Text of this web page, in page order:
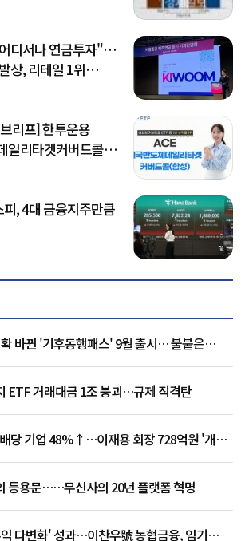
디서나 연금투자"…
상, 리테일 1위
직연금 시장 참전
리프] 한투운용
일리타겟커버드콜',
위 外
, 4대 금융지주만큼
바뀐 '기후동행패스' 9월 출시… 불붙은
ETF 거래대금 1조 붕괴…규제 직격탄
당 기업 48%↑…이재용 회장 728억원 '개인
등용문……무신사의 20년 플랫폼 혁명
다변화' 성과…이찬우號 농협금융, 임기